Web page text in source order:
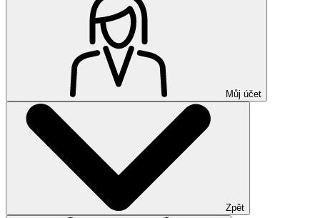
Můj účet
Zpět